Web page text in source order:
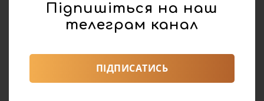
Підпишіться на наш
телеграм канал
ПІДПИСАТИСЬ